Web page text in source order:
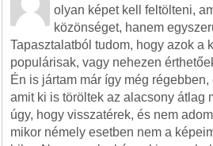
olyan képet kell feltölteni,
közönséget, hanem
Tapasztalatból tudom, hogy azok a
populárisak, vagy nehezen
Én is jártam már így még
amit ki is töröltek az alacsony átlag
úgy, hogy visszatérek, és nem
mikor némely esetben nem a